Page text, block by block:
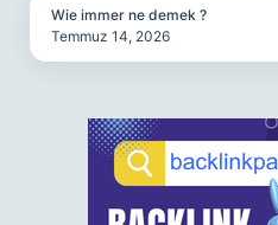
Wie immer ne demek ?
Temmuz 14, 2026